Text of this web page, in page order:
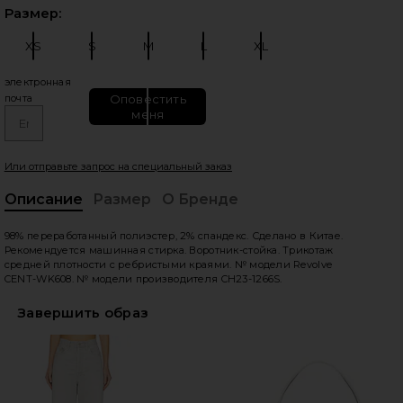
слайды
Размер:
Размер:
XS Размер:
S Размер:
M Размер:
L XL
электронная
почта
Оповестить
меня
Или отправьте запрос на специальный заказ
Описание
Размер О Бренде
98% переработанный полиэстер, 2% спандекс. Сделано в Китае.
Рекомендуется машинная стирка. Воротник-стойка. Трикотаж
средней плотности с ребристыми краями. № модели Revolve
CENT-WK608. № модели производителя CH23-1266S.
Завершить образ